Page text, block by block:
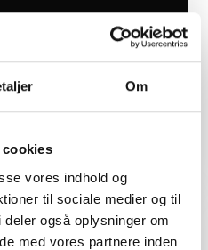
Om
cookies
vores indhold og
til sociale medier og til
også oplysninger om
med vores partnere inden